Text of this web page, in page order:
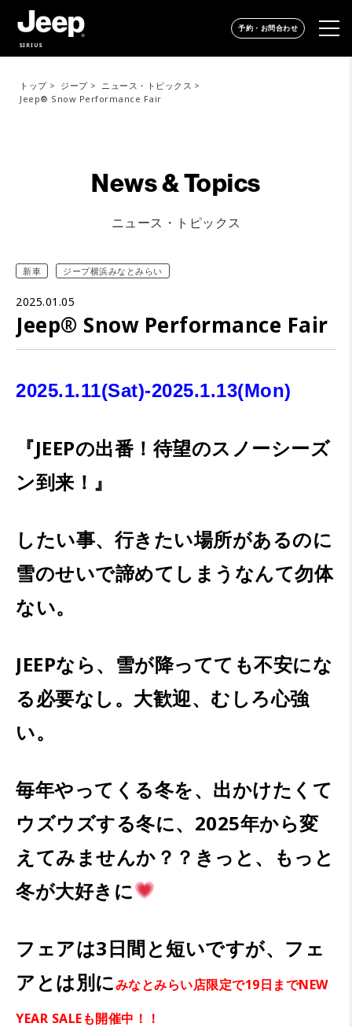
SIRIUS
予約・お問合わせ
トップ ジープ
ニュース・トピックス
Jeep® Snow Performance Fair
News & Topics
ニュース・トピックス
新車 ジープ横浜みなとみらい
2025.01.05
Jeep® Snow Performance Fair
2025.1.11(Sat)-2025.1.13(Mon)
『JEEPの出番！待望のスノーシーズ
ン到来！』
したい事、行きたい場所があるのに
雪のせいで諦めてしまうなんて勿体
ない。
JEEPなら、雪が降ってても不安にな
る必要なし。大歓迎、むしろ心強
い。
毎年やってくる冬を、出かけたくて
ウズウズする冬に、2025年から変
えてみませんか？？ きっと、もっと
冬が大好きに
フェアは3日間と短いですが、フェ
アとは別にみなとみらい店限定で19日までNEW
YEAR SALEも開催中！！